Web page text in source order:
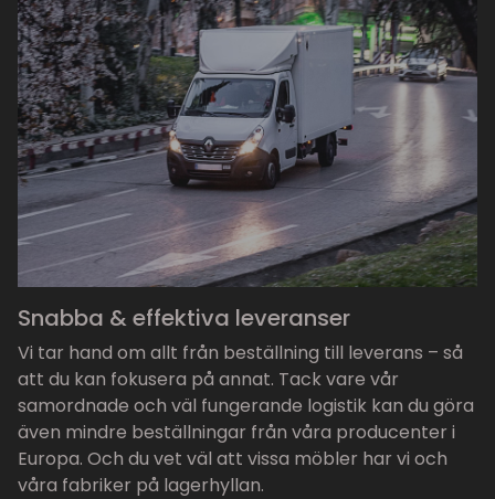
Snabba & effektiva leveranser
Vi tar hand om allt från beställning till leverans – så
att du kan fokusera på annat. Tack vare vår
samordnade och väl fungerande logistik kan du göra
även mindre beställningar från våra producenter i
Europa. Och du vet väl att vissa möbler har vi och
våra fabriker på lagerhyllan.